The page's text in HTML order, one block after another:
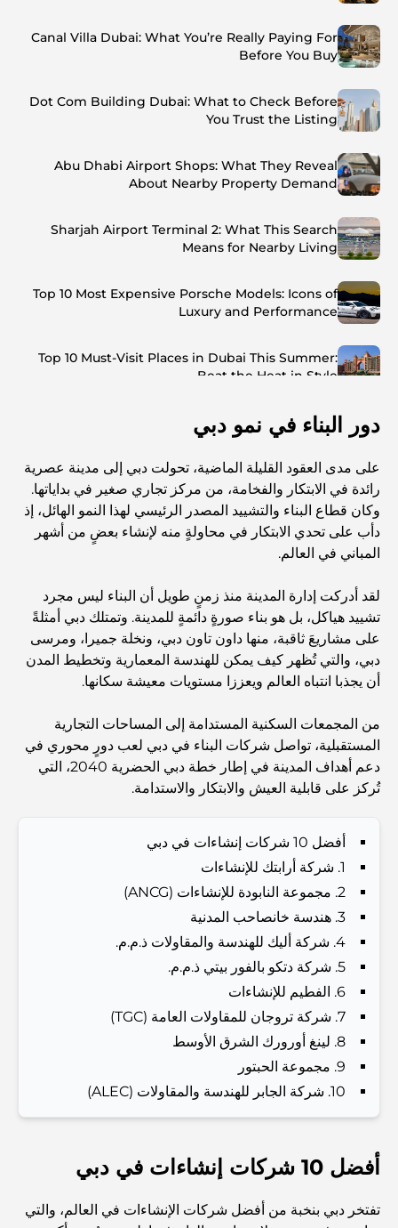
Canal Villa Dubai: What You’re Really Paying For
Before You Buy
Dot Com Building Dubai: What to Check Before
You Trust the Listing
Abu Dhabi Airport Shops: What They Reveal
About Nearby Property Demand
Sharjah Airport Terminal 2: What This Search
Means for Nearby Living
Top 10 Most Expensive Porsche Models: Icons of
Luxury and Performance
Top 10 Must-Visit Places in Dubai This Summer:
Beat the Heat in Style
Top 7 Busiest Airports in the World: Hub of Global
Travel
Abu Dhabi vs Dubai: A Practical Comparison for
Investors and Residents
Best Schools in Downtown Dubai: A Guide for
أشياء يمكنك القيام بها في دبي خلال فصل الصيف: دليلك الأمثل
للتغلب على الحرارة
أفضل الهدايا الفاخرة للرجال: أفكار هدايا مميزة وخالدة
Best Hotels in Business Bay, Dubai: Your Ultimate
Guide
Dubai Vision 2040 - Green Living, Scenic Routes
and a Smarter Metro Network
أفضل المقاهي في دبي بإطلالة خلابة: مزيج مثالي من المذاق
الرائع والمناظر الطبيعية الساحرة
مطاعم بإطلالة على برج العرب: تجربة طعام استثنائية في دبي
دليل شامل لأندية شاطئ نخلة جميرا لعام 2026
صورها
دور البناء في نمو دبي
على مدى العقود القليلة الماضية، تحولت دبي إلى مدينة عصرية
رائدة في الابتكار والفخامة، من مركز تجاري صغير في بداياتها.
وكان قطاع البناء والتشييد المصدر الرئيسي لهذا النمو الهائل، إذ
دأب على تحدي الابتكار في محاولةٍ منه لإنشاء بعضٍ من أشهر
المباني في العالم.
لقد أدركت إدارة المدينة منذ زمنٍ طويل أن البناء ليس مجرد
تشييد هياكل، بل هو بناء صورةٍ دائمةٍ للمدينة. وتمتلك دبي أمثلةً
على مشاريعَ ثاقبة، منها داون تاون دبي، ونخلة جميرا، ومرسى
دبي، والتي تُظهر كيف يمكن للهندسة المعمارية وتخطيط المدن
أن يجذبا انتباه العالم ويعززا مستويات معيشة سكانها.
من المجمعات السكنية المستدامة إلى المساحات التجارية
المستقبلية، تواصل شركات البناء في دبي لعب دورٍ محوري في
دعم أهداف المدينة في إطار خطة دبي الحضرية 2040، التي
تُركز على قابلية العيش والابتكار والاستدامة.
أفضل 10 شركات إنشاءات في دبي
1. شركة أرابتك للإنشاءات
2. مجموعة النابودة للإنشاءات (ANCG)
3. هندسة خانصاحب المدنية
4. شركة أليك للهندسة والمقاولات ذ.م.م.
5. شركة دتكو بالفور بيتي ذ.م.م.
6. الفطيم للإنشاءات
7. شركة تروجان للمقاولات العامة (TGC)
8. لينغ أورورك الشرق الأوسط
9. مجموعة الحبتور
10. شركة الجابر للهندسة والمقاولات (ALEC)
أفضل 10 شركات إنشاءات في دبي
تفتخر دبي بنخبة من أفضل شركات الإنشاءات في العالم، والتي